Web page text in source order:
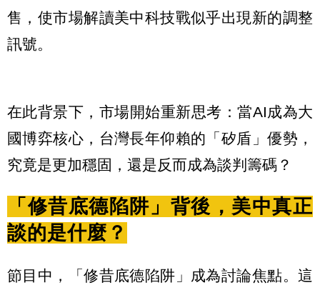
售，使市場解讀美中科技戰似乎出現新的調整
訊號。
在此背景下，市場開始重新思考：當AI成為大
國博弈核心，台灣長年仰賴的「矽盾」優勢，
究竟是更加穩固，還是反而成為談判籌碼？
「修昔底德陷阱」背後，美中真正
談的是什麼？
節目中，「修昔底德陷阱」成為討論焦點。這